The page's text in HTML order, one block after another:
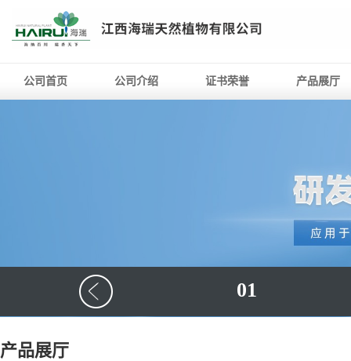
公司首页 公司介绍 证书荣誉 产品展厅
01
产品展厅